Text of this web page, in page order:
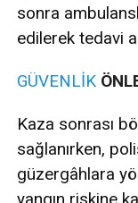
sonra
edilerek tedavi
GÜVENLİK
Kaza sonrası
sağlanırken,
güzergâhlara